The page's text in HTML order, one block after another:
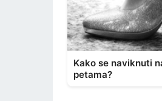
Kako se naviknuti
petama?